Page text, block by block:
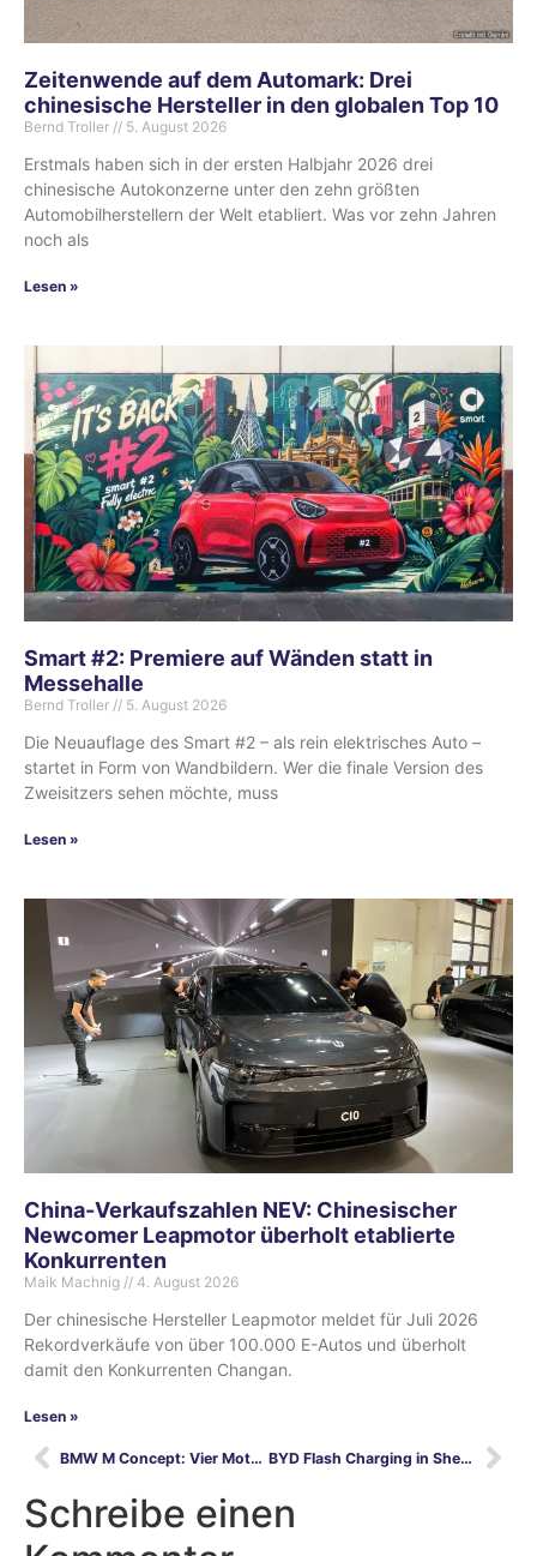
Zeitenwende auf dem Automark: Drei
chinesische Hersteller in den globalen Top 10
Bernd Troller 5. August 2026
Erstmals haben sich in der ersten Halbjahr 2026 drei
chinesische Autokonzerne unter den zehn größten
Automobilherstellern der Welt etabliert. Was vor zehn Jahren
noch als
Lesen »
Smart #2: Premiere auf Wänden statt in
Messehalle
Bernd Troller 5. August 2026
Die Neuauflage des Smart #2 – als rein elektrisches Auto –
startet in Form von Wandbildern. Wer die finale Version des
Zweisitzers sehen möchte, muss
Lesen »
China-Verkaufszahlen NEV: Chinesischer
Newcomer Leapmotor überholt etablierte
Konkurrenten
Maik Machnig 4. August 2026
Der chinesische Hersteller Leapmotor meldet für Juli 2026
Rekordverkäufe von über 100.000 E-Autos und überholt
damit den Konkurrenten Changan.
Lesen »
BMW M Concept: Vier Motoren für die elektrische Zukunft BYD Flash Charging in Shenzhen ausprobiert
Schreibe einen